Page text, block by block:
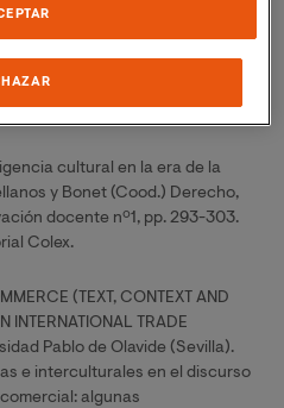
für Betriebswirtschaft.
del taller: Mehr als nur Spanisch
verstehen und
cultural en la era de la
y Bonet (Cood.) Derecho,
docente nº1, pp. 293-303.
Colex.
(TEXT, CONTEXT AND
INTERNATIONAL TRADE
Pablo de Olavide (Sevilla).
e interculturales en el discurso
algunas